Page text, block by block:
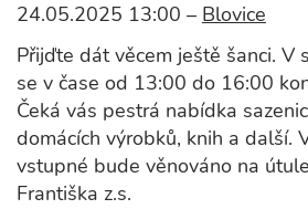
24.05.2025 13:00 – Blovice
Přijďte dát věcem ještě šanci. V
se v čase od 13:00 do 16:00
Čeká vás pestrá nabídka
domácích výrobků, knih a další.
vstupné bude věnováno na
Františka z.s.